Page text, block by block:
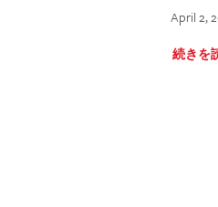
April 2,
続きを